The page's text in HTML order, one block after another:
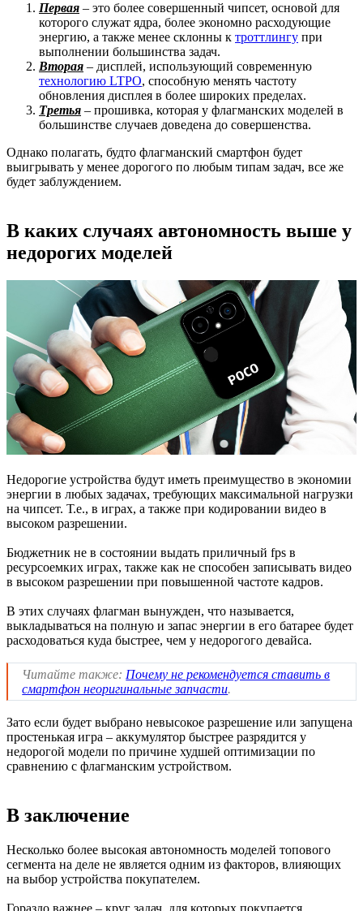
Первая – это более совершенный чипсет, основой для
которого служат ядра, более экономно расходующие
энергию, а также менее склонны к троттлингу при
выполнении большинства задач.
Вторая – дисплей, использующий современную
технологию LTPO, способную менять частоту
обновления дисплея в более широких пределах.
Третья – прошивка, которая у флагманских моделей в
большинстве случаев доведена до совершенства.
Однако полагать, будто флагманский смартфон будет
выигрывать у менее дорогого по любым типам задач, все же
будет заблуждением.
В каких случаях автономность выше у
недорогих моделей
Недорогие устройства будут иметь преимущество в экономии
энергии в любых задачах, требующих максимальной нагрузки
на чипсет. Т.е., в играх, а также при кодировании видео в
высоком разрешении.
Бюджетник не в состоянии выдать приличный fps в
ресурсоемких играх, также как не способен записывать видео
в высоком разрешении при повышенной частоте кадров.
В этих случаях флагман вынужден, что называется,
выкладываться на полную и запас энергии в его батарее будет
расходоваться куда быстрее, чем у недорогого девайса.
Читайте также: Почему не рекомендуется ставить в
смартфон неоригинальные запчасти.
Зато если будет выбрано невысокое разрешение или запущена
простенькая игра – аккумулятор быстрее разрядится у
недорогой модели по причине худшей оптимизации по
сравнению с флагманским устройством.
В заключение
Несколько более высокая автономность моделей топового
сегмента на деле не является одним из факторов, влияющих
на выбор устройства покупателем.
Гораздо важнее – круг задач, для которых покупается